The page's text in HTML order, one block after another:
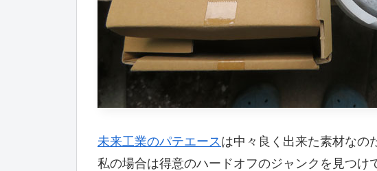
未来工業のパテエース は中々良く出来た素材なの
私の場合は得意のハードオフのジャンクを見つけ